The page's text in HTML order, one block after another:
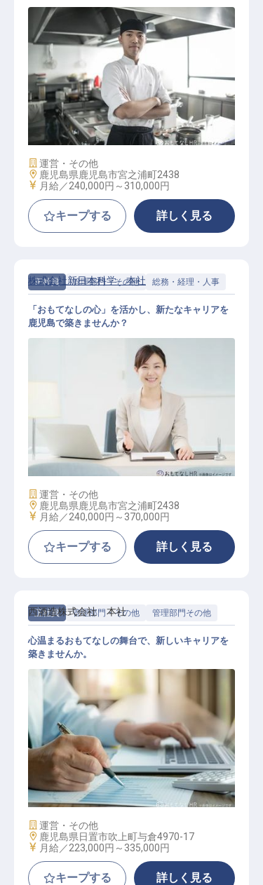
正社員 社員食堂の調理師
施設業態
運営・その他
勤務地
鹿児島県鹿児島市宮之浦町2438
給与
月給／240,000円～ 310,000円
キープする 詳しく見る
正社員 管理部門・その他 総務・経理・人事
正社員 人事 採用担当
株式会社新日本科学 本社
「おもてなしの心」を活かし、新たなキャリアを
鹿児島で築きませんか？
施設業態
運営・その他
勤務地
鹿児島県鹿児島市宮之浦町2438
給与
月給／240,000円～ 370,000円
キープする 詳しく見る
正社員 管理部門・その他 管理部門その他
お酒の製造職
西酒造株式会社 本社
心温まるおもてなしの舞台で、新しいキャリアを
築きませんか。
施設業態
運営・その他
勤務地
鹿児島県日置市吹上町与倉4970-17
給与
月給／223,000円～ 335,000円
キープする 詳しく見る